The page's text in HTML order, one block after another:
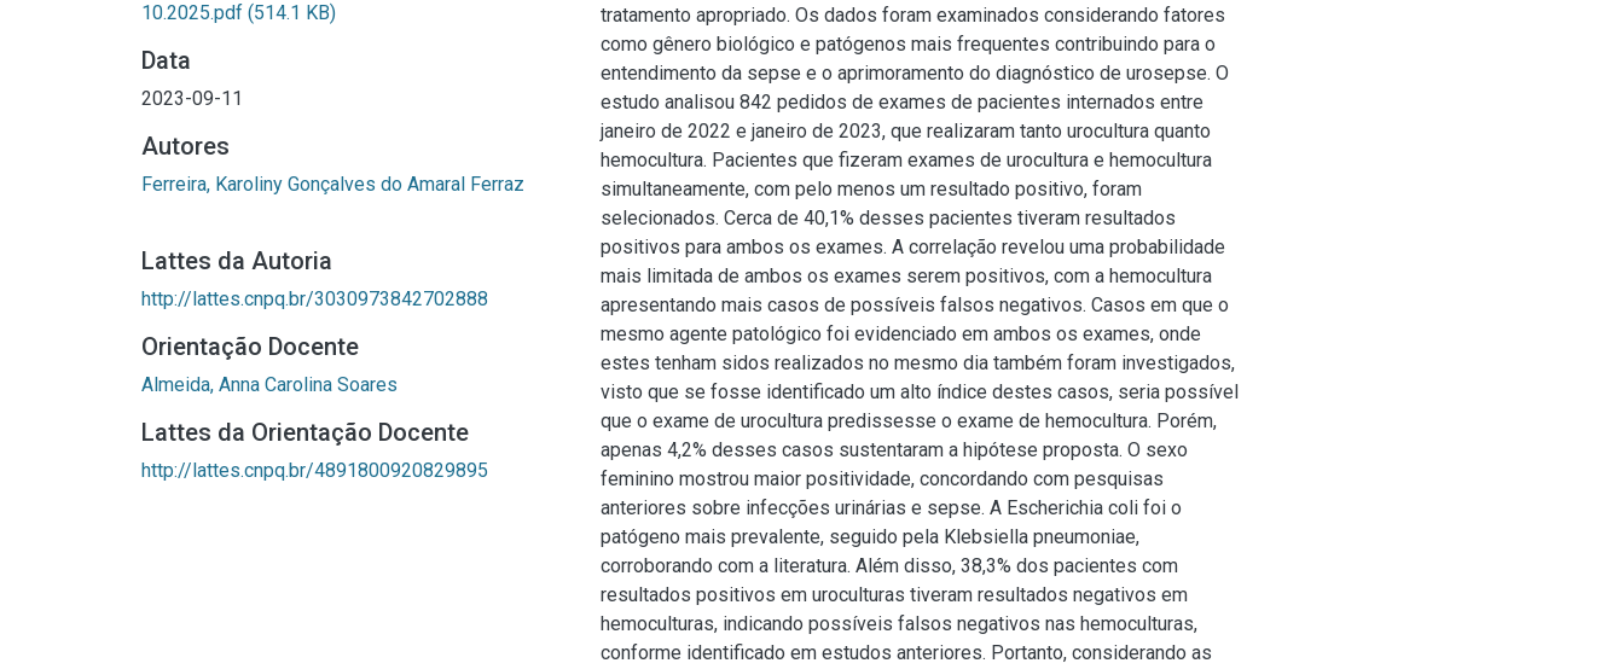
10.2025.pdf (514.1 KB)
Data
2023-09-11
Autores
Ferreira, Karoliny Gonçalves do Amaral Ferraz
Lattes da Autoria
http://lattes.cnpq.br/3030973842702888
Orientação Docente
Almeida, Anna Carolina Soares
Lattes da Orientação Docente
http://lattes.cnpq.br/4891800920829895
tratamento apropriado. Os dados foram examinados considerando fatores
como gênero biológico e patógenos mais frequentes contribuindo para o
entendimento da sepse e o aprimoramento do diagnóstico de urosepse. O
estudo analisou 842 pedidos de exames de pacientes internados entre
janeiro de 2022 e janeiro de 2023, que realizaram tanto urocultura quanto
hemocultura. Pacientes que fizeram exames de urocultura e hemocultura
simultaneamente, com pelo menos um resultado positivo, foram
selecionados. Cerca de 40,1% desses pacientes tiveram resultados
positivos para ambos os exames. A correlação revelou uma probabilidade
mais limitada de ambos os exames serem positivos, com a hemocultura
apresentando mais casos de possíveis falsos negativos. Casos em que o
mesmo agente patológico foi evidenciado em ambos os exames, onde
estes tenham sidos realizados no mesmo dia também foram investigados,
visto que se fosse identificado um alto índice destes casos, seria possível
que o exame de urocultura predissesse o exame de hemocultura. Porém,
apenas 4,2% desses casos sustentaram a hipótese proposta. O sexo
feminino mostrou maior positividade, concordando com pesquisas
anteriores sobre infecções urinárias e sepse. A Escherichia coli foi o
patógeno mais prevalente, seguido pela Klebsiella pneumoniae,
corroborando com a literatura. Além disso, 38,3% dos pacientes com
resultados positivos em uroculturas tiveram resultados negativos em
hemoculturas, indicando possíveis falsos negativos nas hemoculturas,
conforme identificado em estudos anteriores. Portanto, considerando as